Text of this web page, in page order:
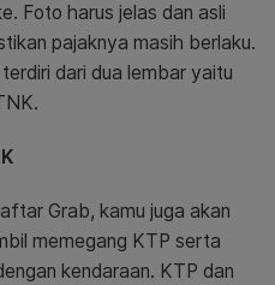
Foto harus jelas dan asli
pajaknya masih berlaku.
dari dua lembar yaitu
Grab, kamu juga akan
memegang KTP serta
kendaraan. KTP dan